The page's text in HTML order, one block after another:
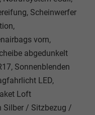
Scheinwerfer
vorn,
abgedunkelt
Sonnenblenden
LED,
Loft
Silber / Sitzbezug /